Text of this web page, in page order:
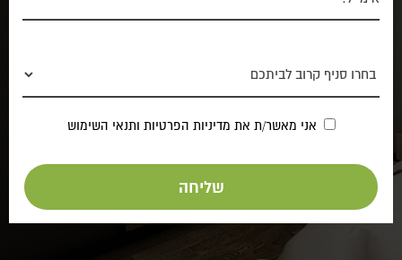
אני מאשר/ת את מדיניות הפרטיות ותנאי השימוש